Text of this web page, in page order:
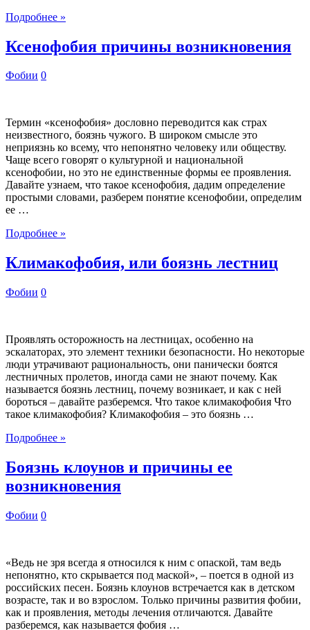
Подробнее »
Ксенофобия причины возникновения
Фобии 0
Термин «ксенофобия» дословно переводится как страх
неизвестного, боязнь чужого. В широком смысле это
неприязнь ко всему, что непонятно человеку или обществу.
Чаще всего говорят о культурной и национальной
ксенофобии, но это не единственные формы ее проявления.
Давайте узнаем, что такое ксенофобия, дадим определение
простыми словами, разберем понятие ксенофобии, определим
ее …
Подробнее »
Климакофобия, или боязнь лестниц
Фобии 0
Проявлять осторожность на лестницах, особенно на
эскалаторах, это элемент техники безопасности. Но некоторые
люди утрачивают рациональность, они панически боятся
лестничных пролетов, иногда сами не знают почему. Как
называется боязнь лестниц, почему возникает, и как с ней
бороться – давайте разберемся. Что такое климакофобия Что
такое климакофобия? Климакофобия – это боязнь …
Подробнее »
Боязнь клоунов и причины ее
возникновения
Фобии 0
«Ведь не зря всегда я относился к ним с опаской, там ведь
непонятно, кто скрывается под маской», – поется в одной из
российских песен. Боязнь клоунов встречается как в детском
возрасте, так и во взрослом. Только причины развития фобии,
как и проявления, методы лечения отличаются. Давайте
разберемся, как называется фобия …